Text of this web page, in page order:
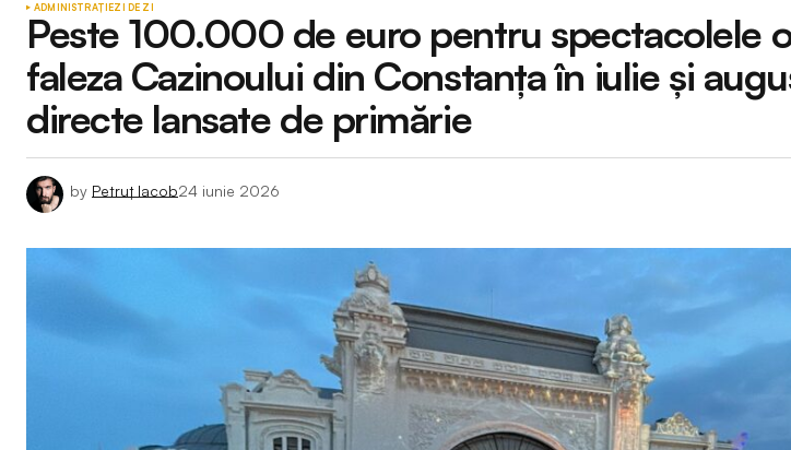
ADMINISTRAȚIEZI DE ZI
Peste 100.000 de euro pentru spectacolele
faleza Cazinoului din Constanța în iulie și
directe lansate de primărie
by Petruț Iacob24 iunie 2026